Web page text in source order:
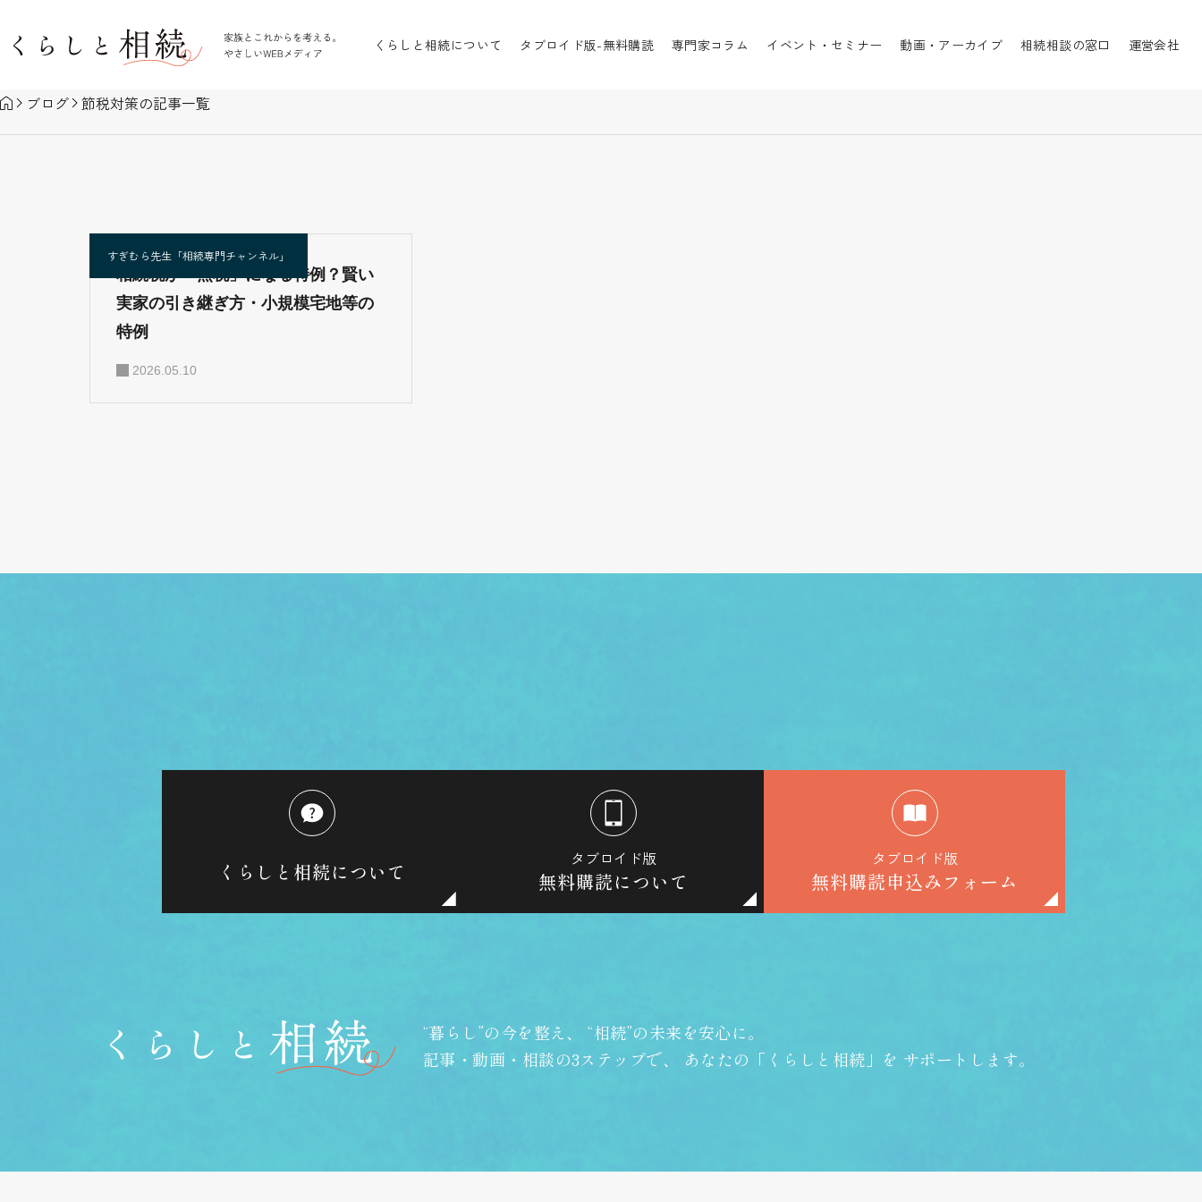
くらしと相続について タブロイド版-無料購読 専門家コラム イベント・セミナー 動画・アーカイブ 相続相談の窓口 運営会社
節税対策
ブログ 節税対策の記事一覧
すぎむら先生「相続専門チャンネル」
相続税が「無税」になる特例？賢い
実家の引き継ぎ方・小規模宅地等の
特例
2026.05.10
くらしと相続について
タブロイド版
無料購読について
タブロイド版
無料購読申込みフォーム
“暮らし”の今を整え、
“相続”の未来を安心に。
記事・動画・相談の3ステップで、
あなたの「くらしと相続」を サポートします。